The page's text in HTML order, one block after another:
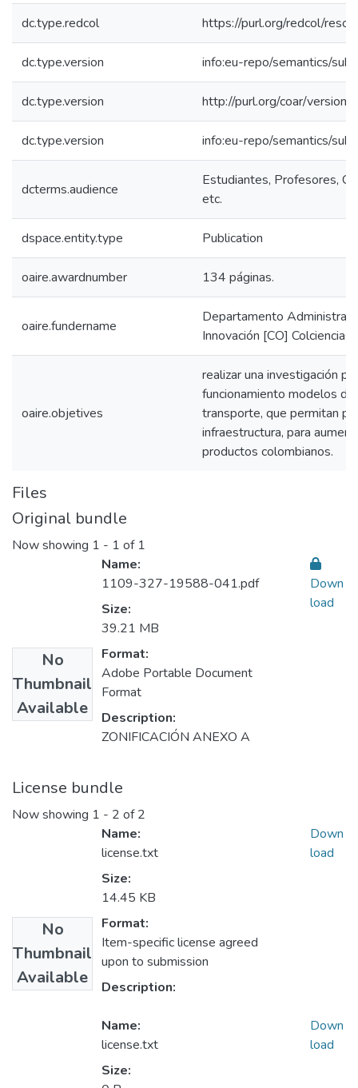
dc.type.redcol https://purl.org/redcol/
dc.type.version info:eu-repo/semantics/
dc.type.version http://purl.org/coar/
dc.type.version info:eu-repo/semantics/
dcterms.audience
Estudiantes, Profesores,
etc.
dspace.entity.type Publication
oaire.awardnumber 134 páginas.
oaire.fundername
Departamento
Innovación [CO] Colciencias
oaire.objetives
realizar una investigación
funcionamiento modelos
transporte, que permitan
infraestructura, para
productos colombianos.
Files
Original bundle
Now showing 1 - 1 of 1
No
Thumbnail
Available
Name:
1109-327-19588-041.pdf
Size:
39.21 MB
Format:
Adobe Portable Document
Format
Description:
ZONIFICACIÓN ANEXO A
Down
load
License bundle
Now showing 1 - 2 of 2
No
Thumbnail
Available
Name:
license.txt
Size:
14.45 KB
Format:
Item-specific license agreed
upon to submission
Description:
Down
load
Name:
license.txt
Size:
Down
load